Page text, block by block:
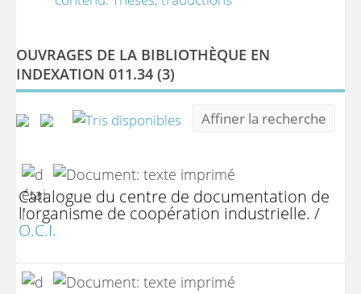
OUVRAGES DE LA BIBLIOTHÈQUE EN
INDEXATION 011.34 (3)
Affiner la recherche
Catalogue du centre de documentation de
l'organisme de coopération industrielle. /
O.C.I.